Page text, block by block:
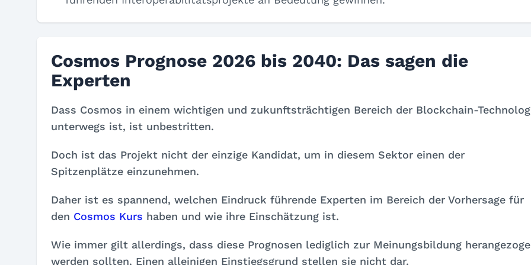
Cosmos Prognose 2026 bis 2040: Das sagen die
Experten
Dass Cosmos in einem wichtigen und zukunftsträchtigen Bereich der Blockchain-
unterwegs ist, ist unbestritten.
Doch ist das Projekt nicht der einzige Kandidat, um in diesem Sektor einen der
Spitzenplätze einzunehmen.
Daher ist es spannend, welchen Eindruck führende Experten im Bereich der Vorhersage für
den Cosmos Kurs haben und wie ihre Einschätzung ist.
Wie immer gilt allerdings, dass diese Prognosen lediglich zur Meinungsbildung
werden sollten. Einen alleinigen Einstiegsgrund stellen sie nicht dar.